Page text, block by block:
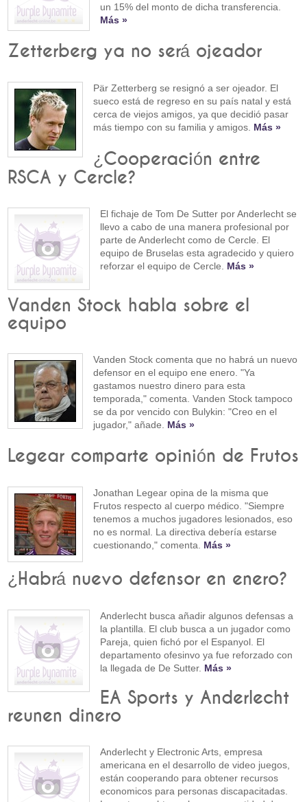
un 15% del monto de dicha transferencia.
Más »
Zetterberg ya no será ojeador
Pär Zetterberg se resignó a ser ojeador. El
sueco está de regreso en su país natal y está
cerca de viejos amigos, ya que decidió pasar
más tiempo con su familia y amigos. Más »
¿Cooperación entre
RSCA y Cercle?
El fichaje de Tom De Sutter por Anderlecht se
llevo a cabo de una manera profesional por
parte de Anderlecht como de Cercle. El
equipo de Bruselas esta agradecido y quiero
reforzar el equipo de Cercle. Más »
Vanden Stock habla sobre el
equipo
Vanden Stock comenta que no habrá un nuevo
defensor en el equipo ene enero. "Ya
gastamos nuestro dinero para esta
temporada," comenta. Vanden Stock tampoco
se da por vencido con Bulykin: "Creo en el
jugador," añade. Más »
Legear comparte opinión de Frutos
Jonathan Legear opina de la misma que
Frutos respecto al cuerpo médico. "Siempre
tenemos a muchos jugadores lesionados, eso
no es normal. La directiva debería estarse
cuestionando," comenta. Más »
¿Habrá nuevo defensor en enero?
Anderlecht busca añadir algunos defensas a
la plantilla. El club busca a un jugador como
Pareja, quien fichó por el Espanyol. El
departamento ofesinvo ya fue reforzado con
la llegada de De Sutter. Más »
EA Sports y Anderlecht
reunen dinero
Anderlecht y Electronic Arts, empresa
americana en el desarrollo de video juegos,
están cooperando para obtener recursos
economicos para personas discapacitadas.